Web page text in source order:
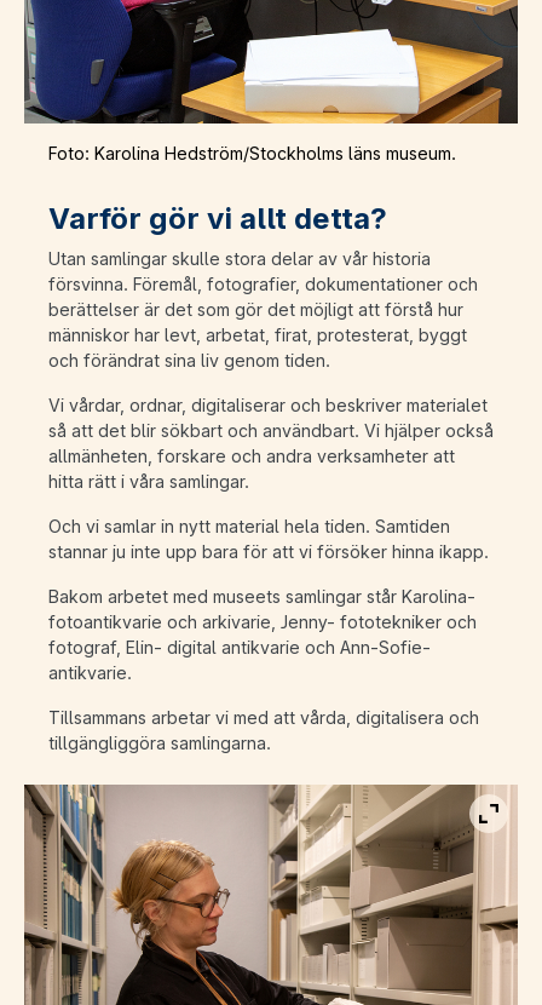
Foto: Karolina Hedström/Stockholms läns museum.
Varför gör vi allt detta?
Utan samlingar skulle stora delar av vår historia
försvinna. Föremål, fotografier, dokumentationer och
berättelser är det som gör det möjligt att förstå hur
människor har levt, arbetat, firat, protesterat, byggt
och förändrat sina liv genom tiden.
Vi vårdar, ordnar, digitaliserar och beskriver materialet
så att det blir sökbart och användbart. Vi hjälper också
allmänheten, forskare och andra verksamheter att
hitta rätt i våra samlingar.
Och vi samlar in nytt material hela tiden. Samtiden
stannar ju inte upp bara för att vi försöker hinna ikapp.
Bakom arbetet med museets samlingar står Karolina-
fotoantikvarie och arkivarie, Jenny- fototekniker och
fotograf, Elin- digital antikvarie och Ann-Sofie-
antikvarie.
Tillsammans arbetar vi med att vårda, digitalisera och
tillgängliggöra samlingarna.
Visa